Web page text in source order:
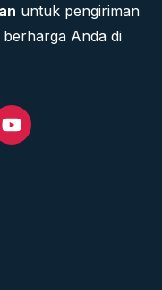
untuk pengiriman
Anda di